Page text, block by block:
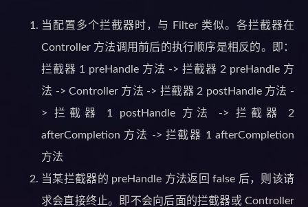
当配置多个拦截器时，与 Filter 类似。各拦截器在
Controller 方法调用前后的执行顺序是相反的。即：
拦截器 1 preHandle 方法 -> 拦截器 2 preHandle 方
法 -> Controller 方法 -> 拦截器 2 postHandle 方法 -
> 拦截器 1 postHandle 方法 -> 拦截器 2
afterCompletion 方法 -> 拦截器 1 afterCompletion
方法
当某拦截器的 preHandle 方法返回 false 后，则该请
求会直接终止。即不会向后面的拦截器或 Controller